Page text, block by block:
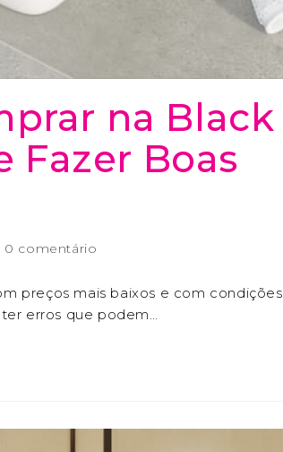
na Black
Fazer Boas
0 comentário
preços mais baixos e com condições
erros que podem…